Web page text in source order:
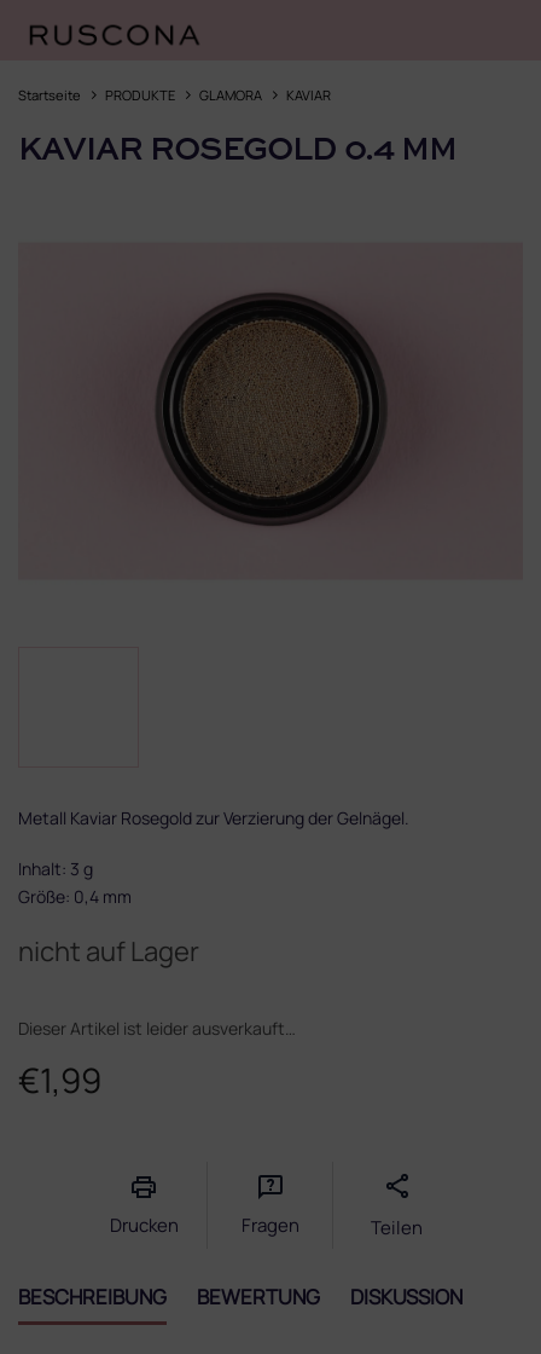
InhaltStartseite PRODUKTE GLAMORA KAVIAR
KAVIAR ROSEGOLD 0.4 MM
€1,99
nicht auf Lager
Dieser Artikel ist leider ausverkauft…
Metall Kaviar Rosegold zur Verzierung der Gelnägel.
Inhalt: 3 g
Größe: 0,4 mm
Drucken Fragen Teilen
BESCHREIBUNG BEWERTUNG DISKUSSION